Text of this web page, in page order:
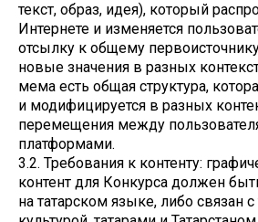
текст, образ, идея), который
Интернете и изменяется
отсылку к общему
новые значения в разных
мема есть общая структура,
и модифицируется в разных
перемещения между
платформами.
3.2. Требования к контенту:
контент для Конкурса должен
на татарском языке, либо связан с